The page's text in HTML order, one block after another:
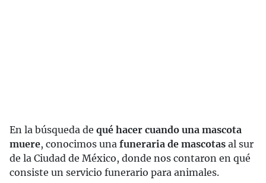
En la búsqueda de qué hacer cuando una mascota
muere, conocimos una funeraria de mascotas al sur
de la Ciudad de México, donde nos contaron en qué
consiste un servicio funerario para animales.